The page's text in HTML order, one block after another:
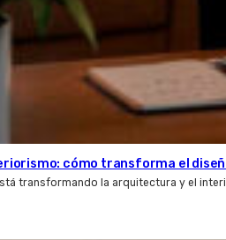
cómo transforma el
transformando la arquitectura y el